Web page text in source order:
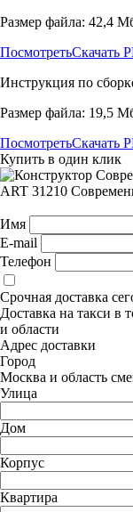
Размер файла: 42,4
ПосмотретьСкачать
Инструкция по
Размер файла: 19,5
ПосмотретьСкачать
Купить в один клик
ART 31210
Имя
E-mail
Телефон
Срочная доставка
Доставка на такси в
и области
Адрес доставки
Город
Москва и область
Улица
Дом
Корпус
Квартира